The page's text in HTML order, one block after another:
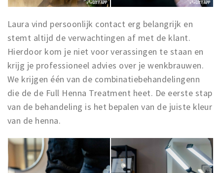
Laura vind persoonlijk contact erg belangrijk en
stemt altijd de verwachtingen af met de klant.
Hierdoor kom je niet voor verassingen te staan en
krijg je professioneel advies over je wenkbrauwen.
We krijgen één van de combinatiebehandelingenn
die de de Full Henna Treatment heet. De eerste stap
van de behandeling is het bepalen van de juiste kleur
van de henna.